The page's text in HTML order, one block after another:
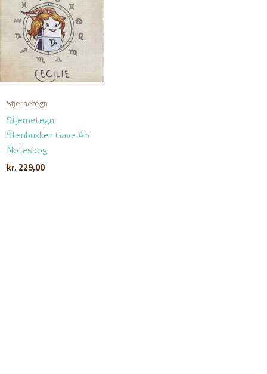
Stjernetegn
Stjernetegn
Stenbukken Gave A5
Notesbog
kr. 229,00